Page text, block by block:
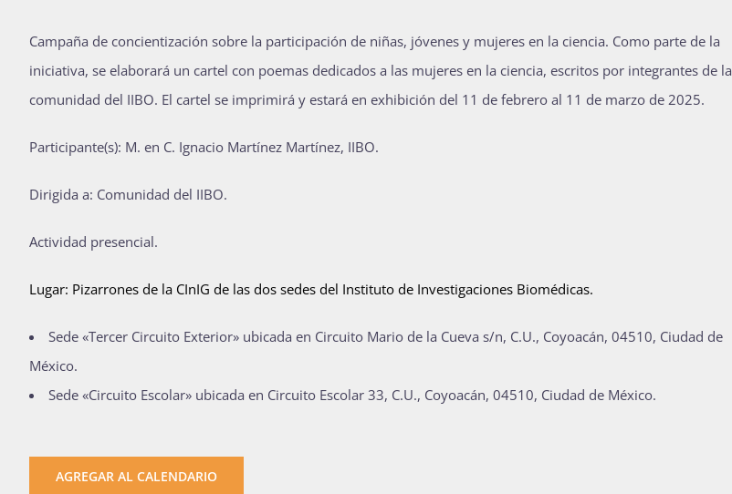
Campaña de concientización sobre la participación de niñas, jóvenes y mujeres en la ciencia. Como parte de la
iniciativa, se elaborará un cartel con poemas dedicados a las mujeres en la ciencia, escritos por integrantes de la
comunidad del IIBO. El cartel se imprimirá y estará en exhibición del 11 de febrero al 11 de marzo de 2025.
Participante(s): M. en C. Ignacio Martínez Martínez, IIBO.
Dirigida a: Comunidad del IIBO.
Actividad presencial.
Lugar: Pizarrones de la CInIG de las dos sedes del Instituto de Investigaciones Biomédicas.
Sede «Tercer Circuito Exterior» ubicada en Circuito Mario de la Cueva s/n, C.U., Coyoacán, 04510, Ciudad de
México.
Sede «Circuito Escolar» ubicada en Circuito Escolar 33, C.U., Coyoacán, 04510, Ciudad de México.
AGREGAR AL CALENDARIO